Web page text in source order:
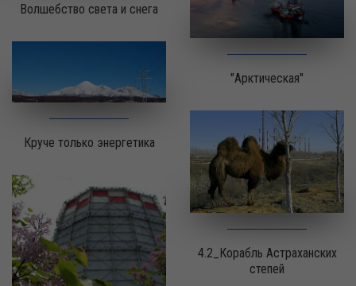
"Арктическая"
Волшебство света и снега
4.2_Корабль Астраханских
степей
Круче только энергетика